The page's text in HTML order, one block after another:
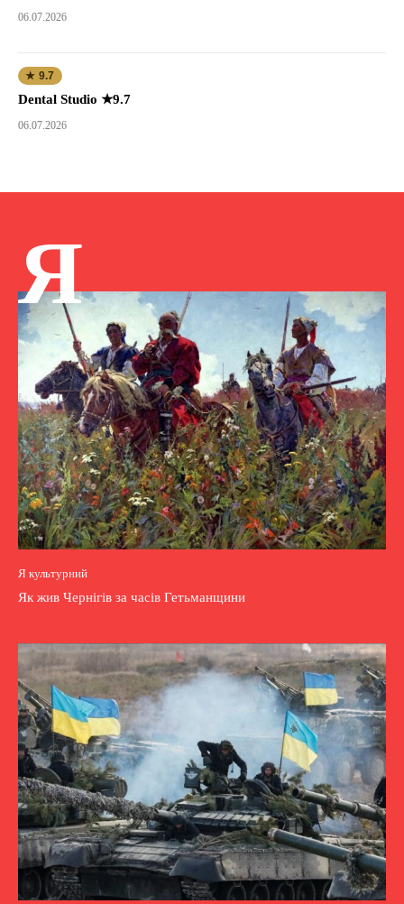
06.07.2026
★ 9.7
Dental Studio ★9.7
06.07.2026
Я
Я культурний
Як жив Чернігів за часів Гетьманщини